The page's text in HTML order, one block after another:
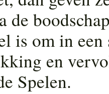
de
is om in een
en
Spelen.